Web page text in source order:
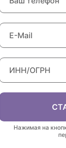
Нажимая на